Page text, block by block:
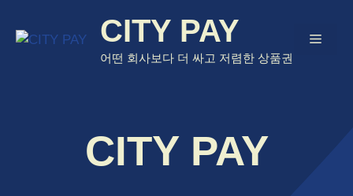
content
CITY PAY
어떤 회사보다 더 싸고 저렴한 상품권
Menu
CITY PAY